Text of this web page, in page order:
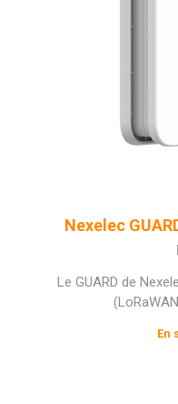
Nexelec
Le GUARD de
En